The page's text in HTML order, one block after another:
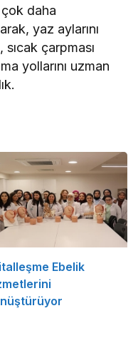
çok daha
yaz aylarını
çarpması
yollarını uzman
Ebelik